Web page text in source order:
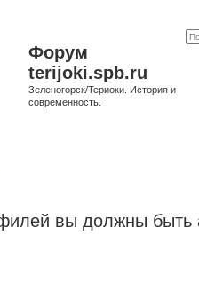
Форум
terijoki.spb.ru
Зеленогорск/Териоки. История и
современность.
вы должны быть